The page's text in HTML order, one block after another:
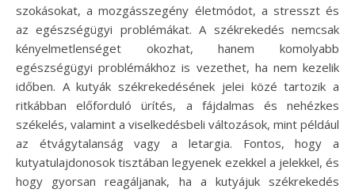
szokásokat, a mozgásszegény életmódot, a stresszt és
az egészségügyi problémákat. A székrekedés nemcsak
kényelmetlenséget okozhat, hanem komolyabb
egészségügyi problémákhoz is vezethet, ha nem kezelik
időben. A kutyák székrekedésének jelei közé tartozik a
ritkábban előforduló ürítés, a fájdalmas és nehézkes
székelés, valamint a viselkedésbeli változások, mint például
az étvágytalanság vagy a letargia. Fontos, hogy a
kutyatulajdonosok tisztában legyenek ezekkel a jelekkel, és
hogy gyorsan reagáljanak, ha a kutyájuk székrekedés